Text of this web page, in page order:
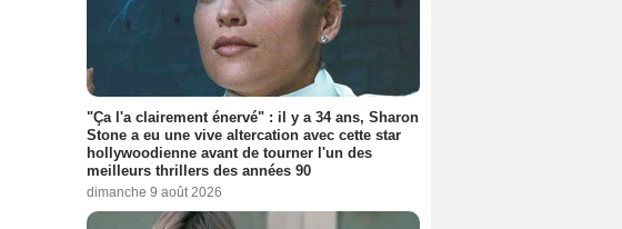
"Ça l'a clairement énervé" : il y a 34 ans, Sharon
Stone a eu une vive altercation avec cette star
hollywoodienne avant de tourner l'un des
meilleurs thrillers des années 90
dimanche 9 août 2026